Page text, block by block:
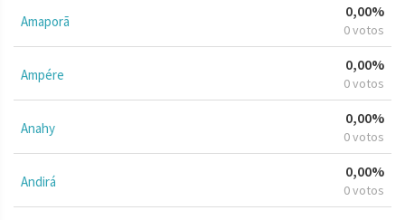
Amaporã
0,00%
0 votos
Ampére
0,00%
0 votos
Anahy
0,00%
0 votos
Andirá
0,00%
0 votos